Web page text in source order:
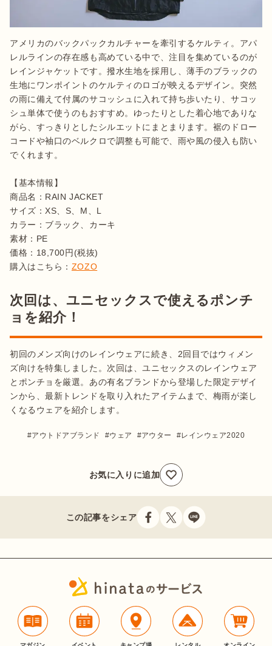
アメリカのバックパックカルチャーを牽引するケルティ。アパ
レルラインの存在感も高めている中で、注目を集めているのが
レインジャケットです。撥水生地を採用し、薄手のブラックの
生地にワンポイントのケルティのロゴが映えるデザイン。突然
の雨に備えて付属のサコッシュに入れて持ち歩いたり、サコッ
シュ単体で使うのもおすすめ。ゆったりとした着心地でありな
がら、すっきりとしたシルエットにまとまります。裾のドロー
コードや袖口のベルクロで調整も可能で、雨や風の侵入も防い
でくれます。
【基本情報】
商品名：RAIN JACKET
サイズ：XS、S、M、L
カラー：ブラック、カーキ
素材：PE
価格：18,700円(税抜)
購入はこちら： ZOZO
次回は、ユニセックスで使えるポンチ
ョを紹介！
初回のメンズ向けのレインウェアに続き、2回目ではウィメン
ズ向けを特集しました。次回は、ユニセックスのレインウェア
とポンチョを厳選。あの有名ブランドから登場した限定デザイ
ンから、最新トレンドを取り入れたアイテムまで、梅雨が楽し
くなるウェアを紹介します。
アウトドアブランド ウェア アウター レインウェア2020
お気に入りに追加
この記事をシェア